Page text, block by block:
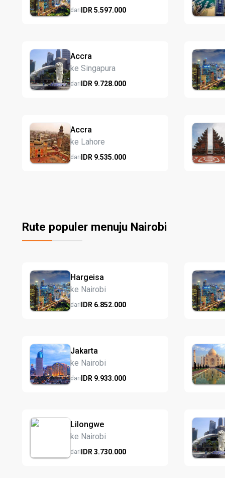
dariIDR 5.597.000
Accra
ke Singapura
dariIDR 9.728.000
Accra
ke Lahore
dariIDR 9.535.000
Rute populer menuju Nairobi
Hargeisa
ke Nairobi
dariIDR 6.852.000
Jakarta
ke Nairobi
dariIDR 9.933.000
Lilongwe
ke Nairobi
dariIDR 3.730.000